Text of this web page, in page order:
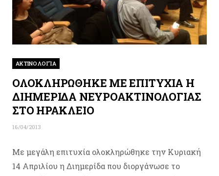
ΑΚΤΙΝΟΛΟΓΊΑ
ΟΛΟΚΛΗΡΩΘΗΚΕ ΜΕ ΕΠΙΤΥΧΙΑ Η
ΔΙΗΜΕΡΙΔΑ ΝΕΥΡΟΑΚΤΙΝΟΛΟΓΙΑΣ
ΣΤΟ ΗΡΑΚΛΕΙΟ
16/04/2013
Με μεγάλη επιτυχία ολοκληρώθηκε την Κυριακή
14 Απριλίου η Διημερίδα που διοργάνωσε το